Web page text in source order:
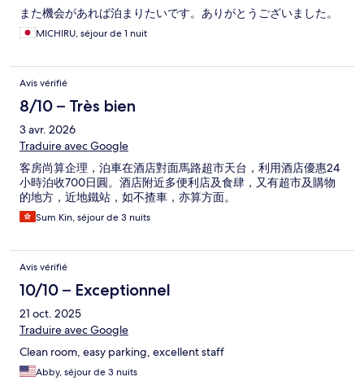
また機会があれば泊まりたいです。ありがとうございました。
MICHIRU, séjour de 1 nuit
Avis vérifié
8/10 – Très bien
3 avr. 2026
Traduire avec Google
客房尚算企理，泊車在酒店對面馬路超市天台，利用酒店優惠24
小時泊收700日圓。酒店附近多便利店及食肆，又有超市及購物
的地方，近地鐵站，如不揸車，亦算方面。
Sum Kin, séjour de 3 nuits
Avis vérifié
10/10 – Exceptionnel
21 oct. 2025
Traduire avec Google
Clean room, easy parking, excellent staff
Abby, séjour de 3 nuits